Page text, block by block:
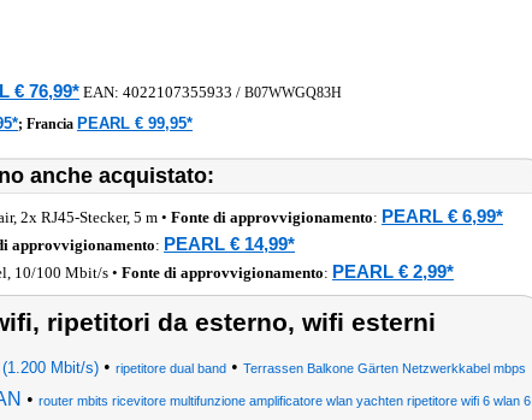
€ 76,99* EAN: 4022107355933 / B07WWGQ83H
; Francia PEARL € 99,95*
anche acquistato:
2x RJ45-Stecker, 5 m • Fonte di approvvigionamento: PEARL € 6,99*
approvvigionamento: PEARL € 14,99*
10/100 Mbit/s • Fonte di approvvigionamento: PEARL € 2,99*
ripetitori da esterno, wifi esterni
Mbit/s)• ripetitore dual band• Terrassen Balkone Gärten Netzwerkkabel mbps
• router mbits ricevitore multifunzione amplificatore wlan yachten ripetitore wifi 6 wlan 6